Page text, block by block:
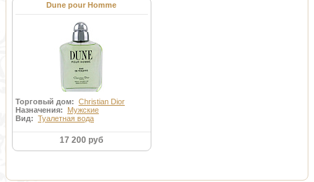
Dune pour Homme
Торговый дом: Christian Dior
Назначения: Мужские
Вид: Туалетная вода
17 200 руб